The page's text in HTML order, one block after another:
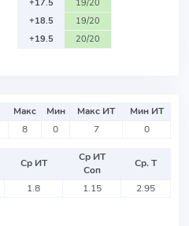
+17.5
19/20
+18.5
19/20
+19.5
20/20
Макс Мин Макс ИТ
Мин ИТ
8 0 7 0
Ср ИТ
Ср ИТ
Соп
Ср. Т
1.8 1.15 2.95